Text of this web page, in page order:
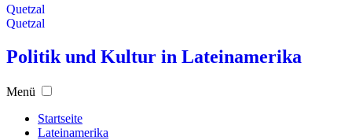
Quetzal
Quetzal
Politik und Kultur in Lateinamerika
Menü
Startseite
Lateinamerika